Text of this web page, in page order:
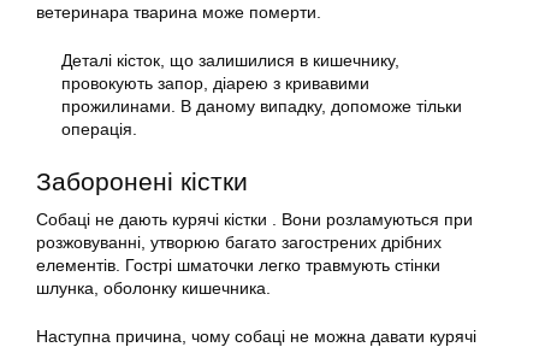
ветеринара тварина може померти.
Деталі кісток, що залишилися в кишечнику,
провокують запор, діарею з кривавими
прожилинами. В даному випадку, допоможе тільки
операція.
Заборонені кістки
Собаці не дають курячі кістки . Вони розламуються при
розжовуванні, утворюю багато загострених дрібних
елементів. Гострі шматочки легко травмують стінки
шлунка, оболонку кишечника.
Наступна причина, чому собаці не можна давати курячі